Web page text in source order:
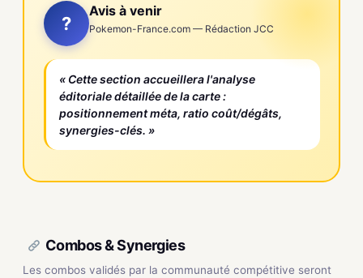
?
Avis à venir
Pokemon-France.com — Rédaction JCC
« Cette section accueillera l'analyse
éditoriale détaillée de la carte :
positionnement méta, ratio coût/dégâts,
synergies-clés. »
Combos & Synergies
Les combos validés par la communauté compétitive seront